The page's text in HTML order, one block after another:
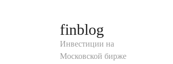
finblog
Инвестиции на
Московской бирже